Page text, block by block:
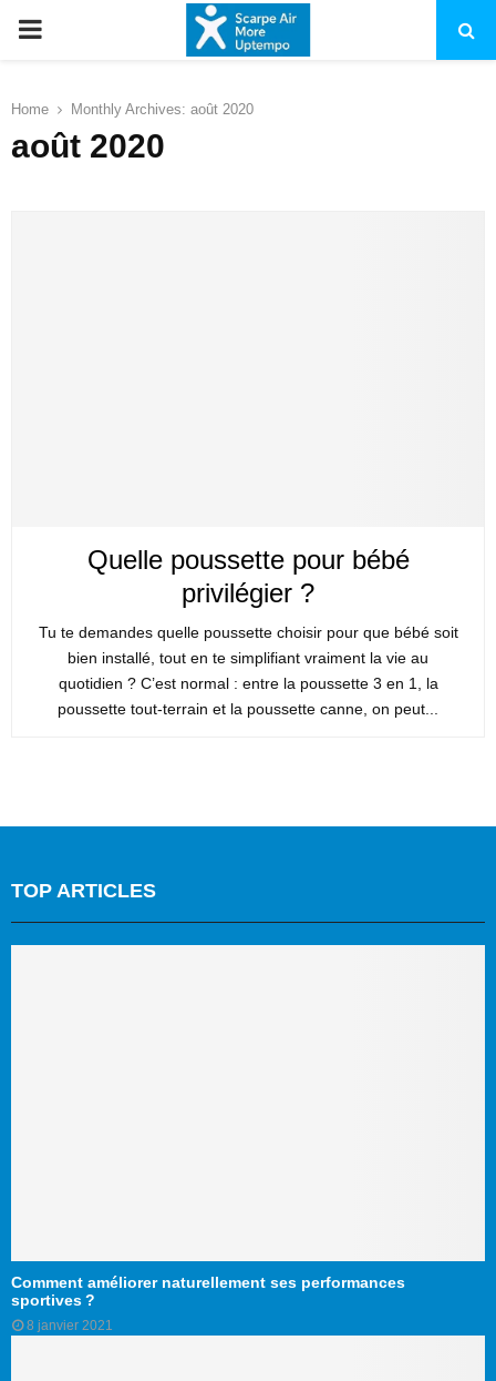
PRIMARY
Home Monthly Archives: août 2020
août 2020
Quelle poussette pour bébé
privilégier ?
Tu te demandes quelle poussette choisir pour que bébé soit
bien installé, tout en te simplifiant vraiment la vie au
quotidien ? C’est normal : entre la poussette 3 en 1, la
poussette tout-terrain et la poussette canne, on peut...
TOP ARTICLES
Comment améliorer naturellement ses performances
sportives ?
8 janvier 2021